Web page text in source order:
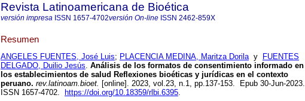
Revista Latinoamericana de Bioética
versión impresa ISSN 1657-4702versión On-line ISSN 2462-859X
Resumen
ANGELES FUENTES, José Luis; PLACENCIA MEDINA, Maritza Dorilay
FUENTES
DELGADO, Duilio Jesús. Análisis de los formatos de consentimiento informado en
los establecimientos de salud Reflexiones bioéticas y jurídicas en el contexto
peruano. rev.latinoam.bioet. [online]. 2023, vol.23, n.1, pp.137-153. Epub 30-Jun-2023.
ISSN 1657-4702.
https://doi.org/10.18359/rlbi.6395.